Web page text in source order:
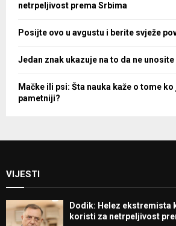
netrpeljivost prema Srbima
Posijte ovo u avgustu i berite svježe
Jedan znak ukazuje na to da ne
Mačke ili psi: Šta nauka kaže o tome ko
pametniji?
VIJESTI
Dodik: Helez ekstremista
koristi za netrpeljivost